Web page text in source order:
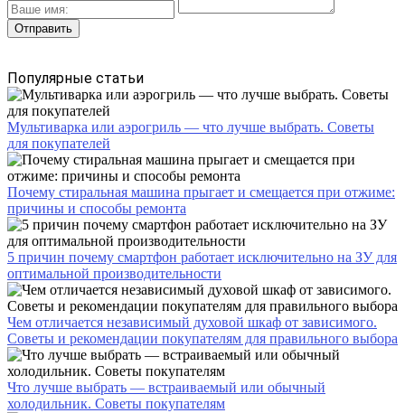
Популярные статьи
Мультиварка или аэрогриль — что лучше выбрать. Советы
для покупателей
Почему стиральная машина прыгает и смещается при отжиме:
причины и способы ремонта
5 причин почему смартфон работает исключительно на ЗУ для
оптимальной производительности
Чем отличается независимый духовой шкаф от зависимого.
Советы и рекомендации покупателям для правильного выбора
Что лучше выбрать — встраиваемый или обычный
холодильник. Советы покупателям